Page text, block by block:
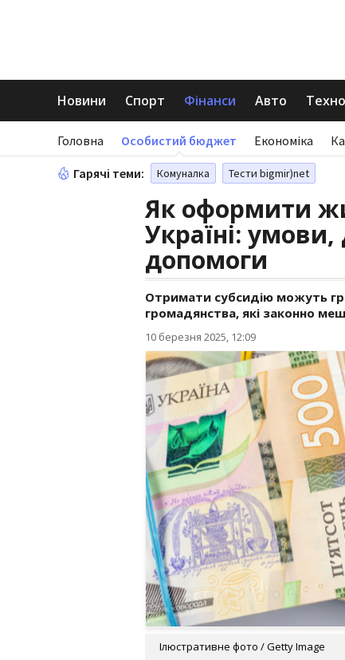
Новини Спорт Фінанси Авто Техно
Головна Особистий бюджет Економіка
Гарячі теми: Комуналка Тести bigmir)net
Як оформити
Україні:
допомоги
Отримати субсидію можуть
громадянства, які законно
10 березня 2025, 12:09
Ілюстративне фото / Getty Image